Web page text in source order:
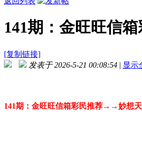
141期：金旺旺信
[复制链接]
发表于 2026-5-21 00:08:54 | 显示
141期：金旺旺信箱彩民推荐→→妙想